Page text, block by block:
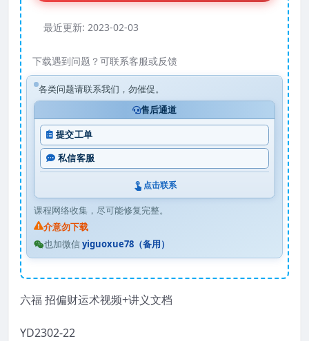
最近更新: 2023-02-03
下载遇到问题？可联系客服或反馈
各类问题请联系我们，勿催促。
售后通道
提交工单
私信客服
点击联系
课程网络收集，尽可能修复完整。
介意勿下载
也加微信yiguoxue78（备用）
六福 招偏财运术视频+讲义文档
YD2302-22